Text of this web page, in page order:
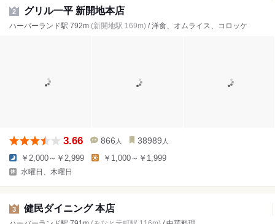
2 グリル一平 新開地本店
ハーバーランド駅 792m (新開地駅 169m) / 洋食、オムライス、コロッケ
3.66 866 人 38989 人
￥2,000～￥2,999 ￥1,000～￥1,999
水曜日、木曜日
3 健民ダイニング 本店